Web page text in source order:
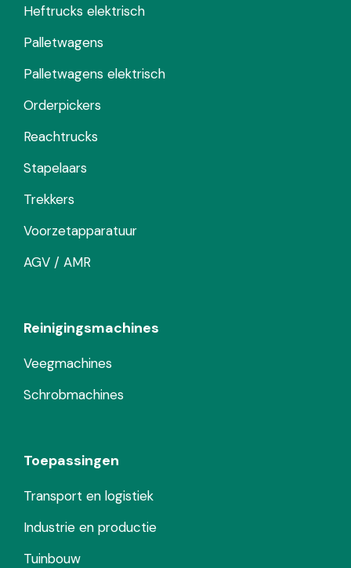
Heftrucks elektrisch
Palletwagens
Palletwagens elektrisch
Orderpickers
Reachtrucks
Stapelaars
Trekkers
Voorzetapparatuur
AGV / AMR
Reinigingsmachines
Veegmachines
Schrobmachines
Toepassingen
Transport en logistiek
Industrie en productie
Tuinbouw